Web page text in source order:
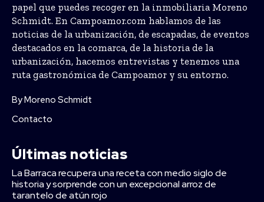
papel que puedes recoger en la inmobiliaria Moreno
Schmidt. En Campoamor.com hablamos de las
noticias de la urbanización, de escapadas, de eventos
destacados en la comarca, de la historia de la
urbanización, hacemos entrevistas y tenemos una
ruta gastronómica de Campoamor y su entorno.
By Moreno Schmidt
Contacto
Últimas noticias
La Barraca recupera una receta con medio siglo de
historia y sorprende con un excepcional arroz de
tarantelo de atún rojo